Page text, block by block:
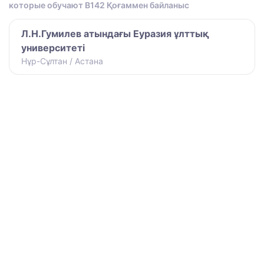
которые обучают B142 Қоғаммен байланыс
Л.Н.Гумилев атындағы Еуразия ұлттық
университеті
Нұр-Сұлтан / Астана